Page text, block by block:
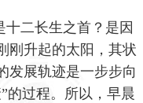
十二长生之首？是因
刚升起的太阳，其状
发展轨迹是一步步向
的过程。所以，早晨